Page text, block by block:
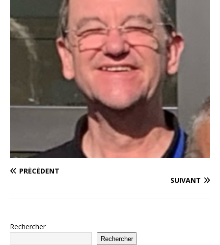
PRÉCÉDENT
SUIVANT
Rechercher
Rechercher